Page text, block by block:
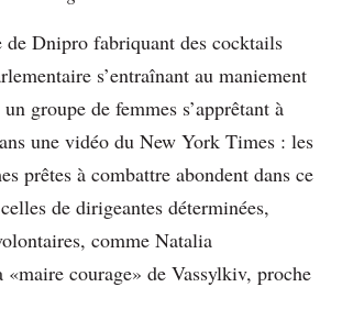
de Dnipro fabriquant des cocktails
s’entraînant au maniement
groupe de femmes s’apprêtant à
une vidéo du New York Times : les
prêtes à combattre abondent dans ce
de dirigeantes déterminées,
comme Natalia
courage» de Vassylkiv, proche